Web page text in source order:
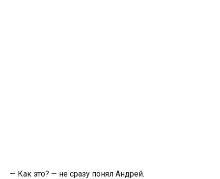
— Как это? — не сразу понял Андрей.